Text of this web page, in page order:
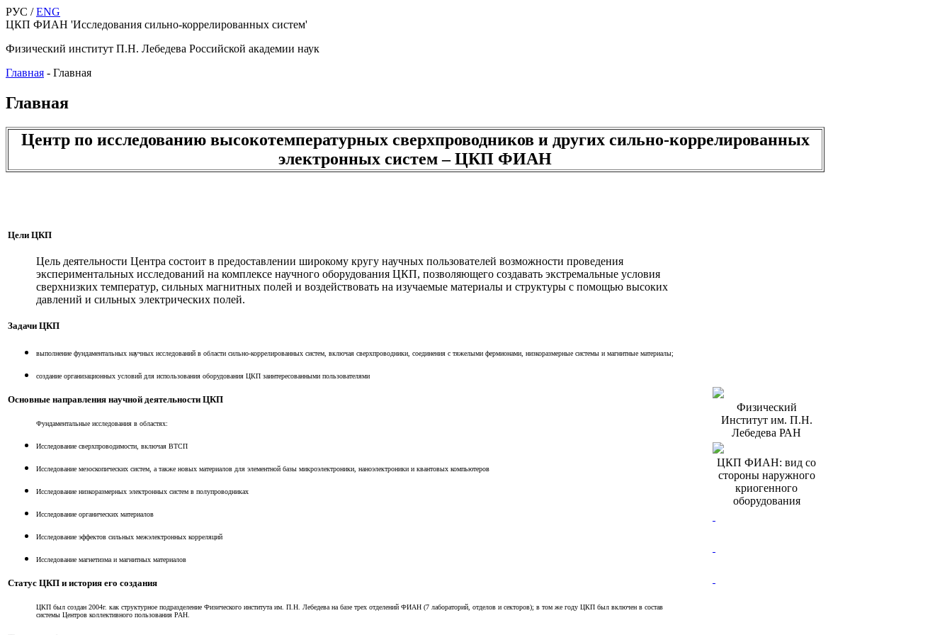
РУС /ENG
ЦКП ФИАН 'Исследования сильно-коррелированных систем'
Физический институт П.Н. Лебедева Российской академии наук
Главная - Главная
Главная
Центр по исследованию высокотемпературных сверхпроводников и других сильно-коррелированных
электронных систем – ЦКП ФИАН
Физический
Институт им. П.Н.
Лебедева РАН
ЦКП ФИАН: вид со
стороны наружного
криогенного
оборудования
Цели ЦКП
Цель деятельности Центра состоит в предоставлении широкому кругу научных пользователей возможности проведения
экспериментальных исследований на комплексе научного оборудования ЦКП, позволяющего создавать экстремальные условия
сверхнизких температур, сильных магнитных полей и воздействовать на изучаемые материалы и структуры с помощью высоких
давлений и сильных электрических полей.
Задачи ЦКП
выполнение фундаментальных научных исследований в области сильно-коррелированных систем, включая сверхпроводники, соединения с тяжелыми фермионами, низкоразмерные системы и магнитные материалы;
создание организационных условий для использования оборудования ЦКП заинтересованными пользователями
Основные направления научной деятельности ЦКП
Фундаментальные исследования в областях:
Исследование сверхпроводимости, включая ВТСП
Исследование мезоскопических систем, а также новых материалов для элементной базы микроэлектроники, наноэлектроники и квантовых компьютеров
Исследование низкоразмерных электронных систем в полупроводниках
Исследование органических материалов
Исследование эффектов сильных межэлектронных корреляций
Исследование магнетизма и магнитных материалов
Статус ЦКП и история его создания
ЦКП был создан 2004г. как структурное подразделение Физического института им. П.Н. Лебедева на базе трех отделений ФИАН (7 лабораторий, отделов и секторов); в том же году ЦКП был включен в состав
системы Центров коллективного пользования РАН.